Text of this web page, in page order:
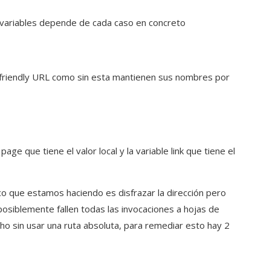
depende de cada caso en concreto
URL como sin esta mantienen sus nombres por
que tiene el valor local y la variable link que tiene el
que estamos haciendo es disfrazar la dirección pero
fallen todas las invocaciones a hojas de
sin usar una ruta absoluta, para remediar esto hay 2